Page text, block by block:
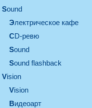
sound
электрическое кафе
CD-ревю
sound
Sound flashback
vision
vision
видеоарт